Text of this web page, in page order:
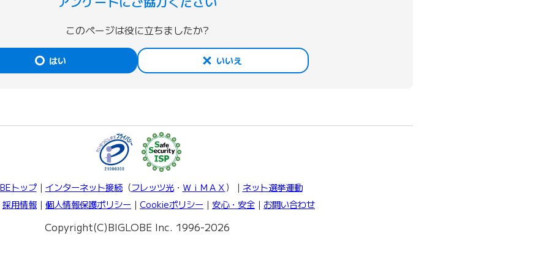
このページは役に立ちましたか?
はい いいえ
トップ｜ インターネット接続（フレッツ光・ ＷｉＭＡＸ）｜ ネット選挙運動
採用情報 ｜ 個人情報保護ポリシー ｜ Cookieポリシー ｜ 安心・安全 ｜ お問い合わせ
Copyright(C)BIGLOBE Inc. 1996-2026